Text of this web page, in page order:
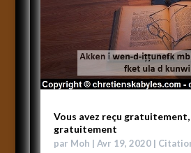
Vous avez reçu gratuitement,
gratuitement
par Moh | Avr 19, 2020|